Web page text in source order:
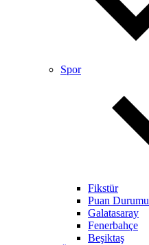
Spor
Fikstür
Puan Durumu
Galatasaray
Fenerbahçe
Beşiktaş